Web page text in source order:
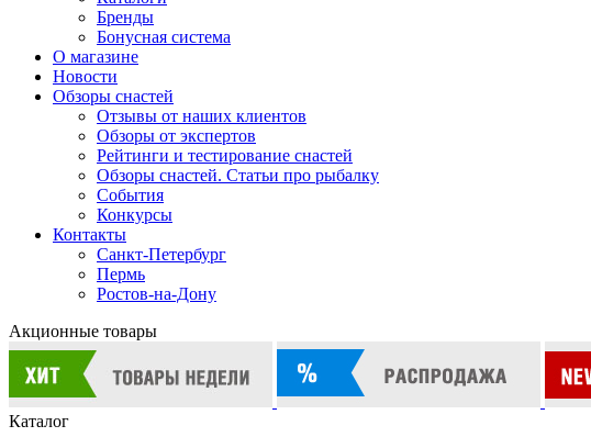
Бренды
Бонусная система
О магазине
Новости
Обзоры снастей
Отзывы от наших клиентов
Обзоры от экспертов
Рейтинги и тестирование снастей
Обзоры снастей. Статьи про рыбалку
События
Конкурсы
Контакты
Санкт-Петербург
Пермь
Ростов-на-Дону
Акционные товары
Каталог